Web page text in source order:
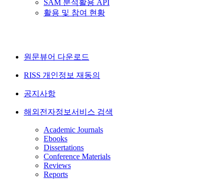
SAM 분석활용 API
활용 및 참여 현황
원문뷰어 다운로드
RISS 개인정보 재동의
공지사항
해외전자정보서비스 검색
Academic Journals
Ebooks
Dissertations
Conference Materials
Reviews
Reports